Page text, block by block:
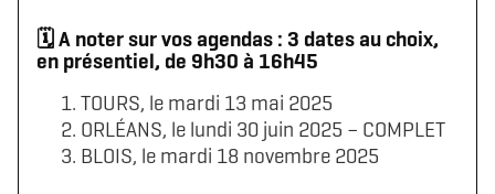
🗓️ A noter sur vos agendas : 3 dates au choix,
en présentiel, de 9h30 à 16h45
TOURS, le mardi 13 mai 2025
ORLÉANS, le lundi 30 juin 2025 – COMPLET
BLOIS, le mardi 18 novembre 2025